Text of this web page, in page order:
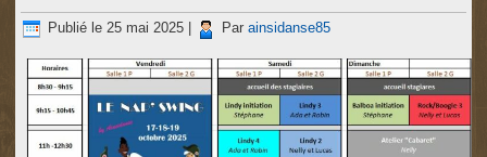
Publié le 25 mai 2025 Par ainsidanse85